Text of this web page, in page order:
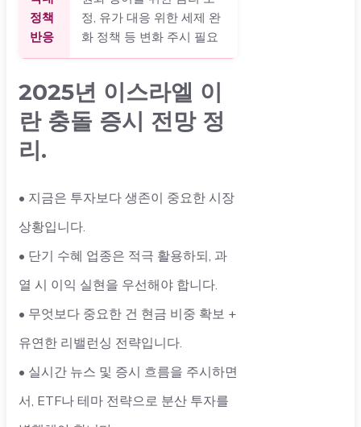
정책
반응
정, 유가 대응 위한 세제 완
화 정책 등 변화 주시 필요
2025년 이스라엘 이
란 충돌 증시 전망 정
리.
• 지금은 투자보다 생존이 중요한 시장
상황입니다.
• 단기 수혜 업종은 적극 활용하되, 과
열 시 이익 실현을 우선해야 합니다.
• 무엇보다 중요한 건 현금 비중 확보 +
유연한 리밸런싱 전략입니다.
• 실시간 뉴스 및 증시 흐름을 주시하면
서, ETF나 테마 전략으로 분산 투자를